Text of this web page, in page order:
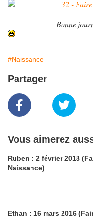
Bonne
#Naissance
Partager
Vous aimerez
Ruben : 2 février 2018
Naissance)
Ethan : 16 mars 2016